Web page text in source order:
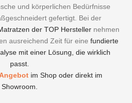
und körperlichen Bedürfnisse
gefertigt. Bei der
der TOP Hersteller nehmen
ausreichend Zeit für eine fundierte
mit einer Lösung, die wirklich
passt.
im Shop oder direkt im
Showroom.